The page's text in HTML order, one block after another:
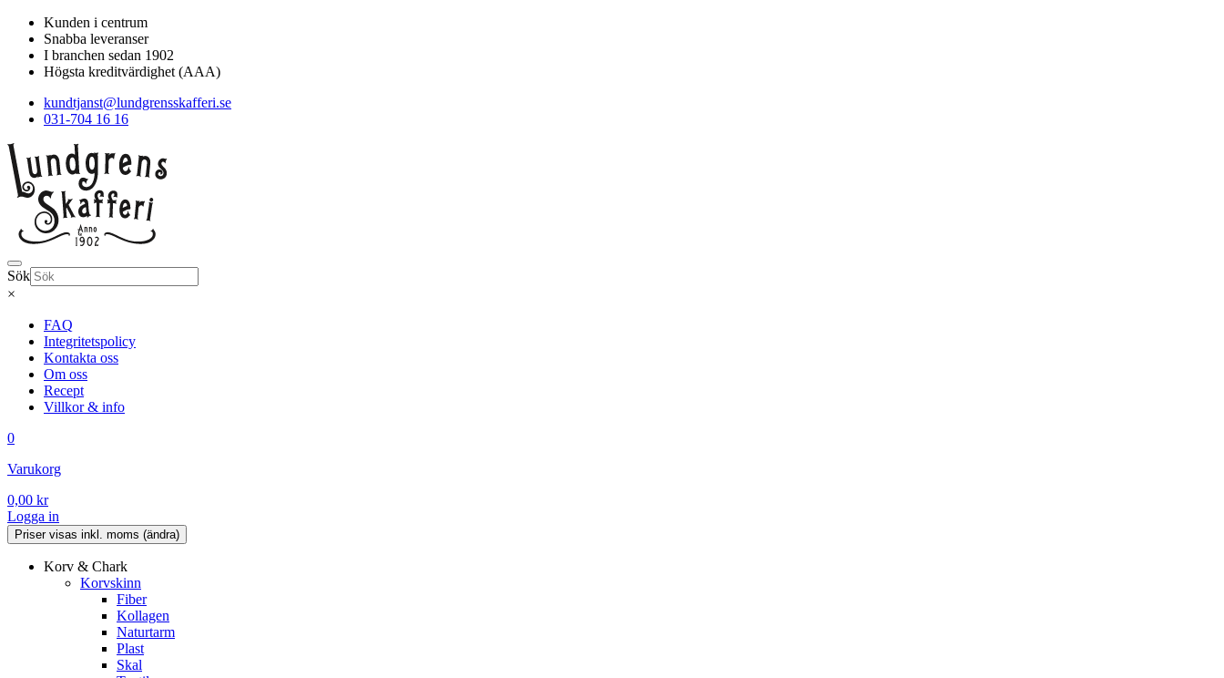
Kunden i centrum
Snabba leveranser
I branchen sedan 1902
Högsta kreditvärdighet (AAA)
kundtjanst@lundgrensskafferi.se
031-704 16 16
Sök
×
FAQ
Integritetspolicy
Kontakta oss
Om oss
Recept
Villkor & info
0
Varukorg
0,00 kr
Logga in
Korv & Chark
Korvskinn
Fiber
Kollagen
Naturtarm
Plast
Skal